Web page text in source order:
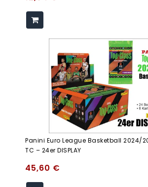
Panini Euro League Basketball 2024/
TC – 24er DISPLAY
45,60 €